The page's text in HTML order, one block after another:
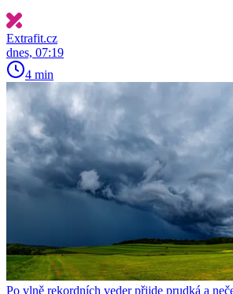
Extrafit.cz
dnes, 07:19
4 min
Po vlně rekordních veder přijde prudká a